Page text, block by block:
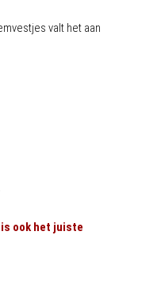
valt het aan
ook het juiste